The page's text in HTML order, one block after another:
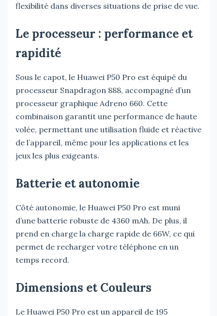
flexibilité dans diverses situations de prise de vue.
Le processeur : performance et
rapidité
Sous le capot, le Huawei P50 Pro est équipé du
processeur Snapdragon 888, accompagné d’un
processeur graphique Adreno 660. Cette
combinaison garantit une performance de haute
volée, permettant une utilisation fluide et réactive
de l’appareil, même pour les applications et les
jeux les plus exigeants.
Batterie et autonomie
Côté autonomie, le Huawei P50 Pro est muni
d’une batterie robuste de 4360 mAh. De plus, il
prend en charge la charge rapide de 66W, ce qui
permet de recharger votre téléphone en un
temps record.
Dimensions et Couleurs
Le Huawei P50 Pro est un appareil de 195